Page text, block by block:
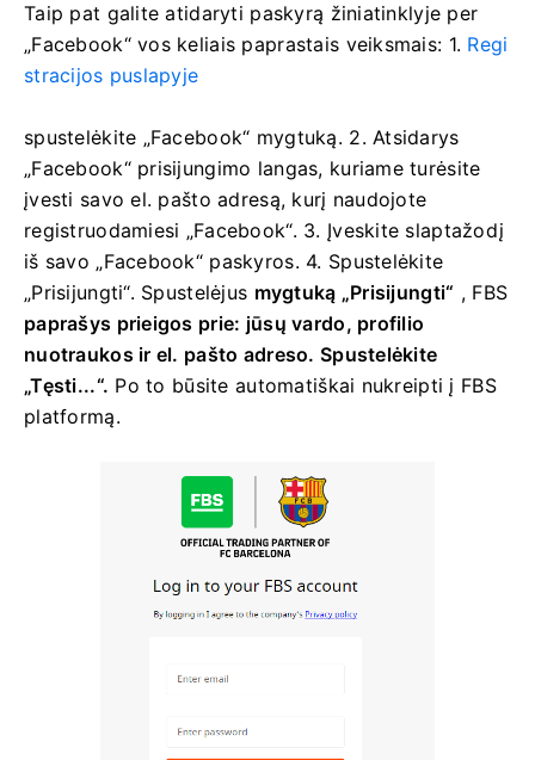
Taip pat galite atidaryti paskyrą žiniatinklyje per
„Facebook“ vos keliais paprastais veiksmais: 1. Regi
stracijos puslapyje
spustelėkite „Facebook“ mygtuką. 2. Atsidarys
„Facebook“ prisijungimo langas, kuriame turėsite
įvesti savo el. pašto adresą, kurį naudojote
registruodamiesi „Facebook“. 3. Įveskite slaptažodį
iš savo „Facebook“ paskyros. 4. Spustelėkite
„Prisijungti“. Spustelėjus mygtuką „Prisijungti“ , FBS
paprašys prieigos prie: jūsų vardo, profilio
nuotraukos ir el. pašto adreso. Spustelėkite
„Tęsti...“. Po to būsite automatiškai nukreipti į FBS
platformą.